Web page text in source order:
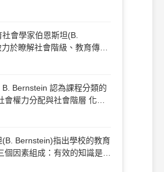
拘泥，字彙範圍較為狹窄，表
(B)統合型語言 (C)抑制型語
言
會學家伯恩斯坦(B.
於瞭解社會階級、教育傳遞
的關係。請問以下關 於課
code)課程的領域界線不明
材的理解 (B)聚集型
教學對於特定知識與技能
視
Bernstein 認為課程分類的
權力分配與社會階層 化，
屬於統整型（integrated
強
的記憶。
(B. Bernstein)指出學校的教育
個因素組成：有效的知識是指
、有效的傳遞是指「教學方